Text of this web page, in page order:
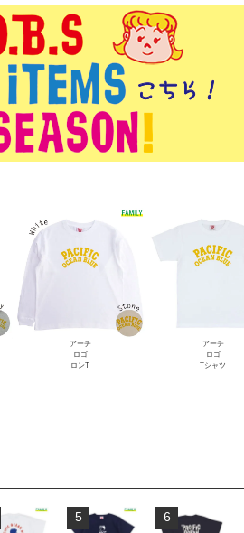
アーチ
ロゴ
ロンT
アーチ
ロゴ
Tシャツ
5 6